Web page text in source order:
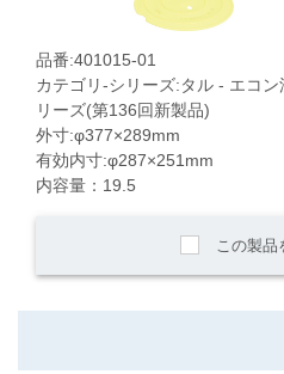
品番:401015-01
カテゴリ-シリーズ:タル - エコ
リーズ(第136回新製品)
外寸:φ377×289mm
有効内寸:φ287×251mm
内容量：19.5
この製品